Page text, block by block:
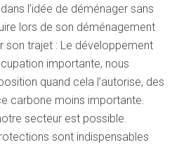
l’idée de déménager sans
lors de son déménagement
trajet : Le développement
importante, nous
quand cela l’autorise, des
carbone moins importante.
secteur est possible.
sont indispensables